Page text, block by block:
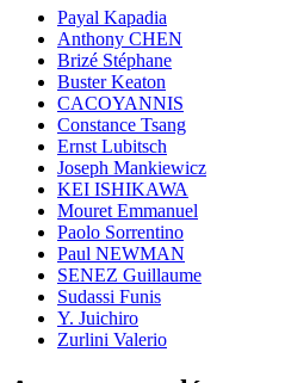
Payal Kapadia
Anthony CHEN
Brizé Stéphane
Buster Keaton
CACOYANNIS
Constance Tsang
Ernst Lubitsch
Joseph Mankiewicz
KEI ISHIKAWA
Mouret Emmanuel
Paolo Sorrentino
Paul NEWMAN
SENEZ Guillaume
Sudassi Funis
Y. Juichiro
Zurlini Valerio